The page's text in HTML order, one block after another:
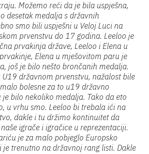
Možemo reći da je bila uspješna,
desetak medalja s državnih
smo bili uspješni u Veloj Luci na
prvenstvu do 17 godina. Leeloo je
prvakinja države, Leeloo i Elena u
Elena u mješovitom paru je
još je bilo nešto brončanih medalja.
državnom prvenstvu, nažalost bile
bolesne za to u19 državno
bilo nekoliko medalja. Tako da eto
u vrhu smo. Leeloo bi trebala ići na
dakle i tu držimo kontinuitet da
igrače i igračice u reprezentaciji.
je za malo pobjeglo Europsko
je trenutno na državnoj rang listi. Dakle